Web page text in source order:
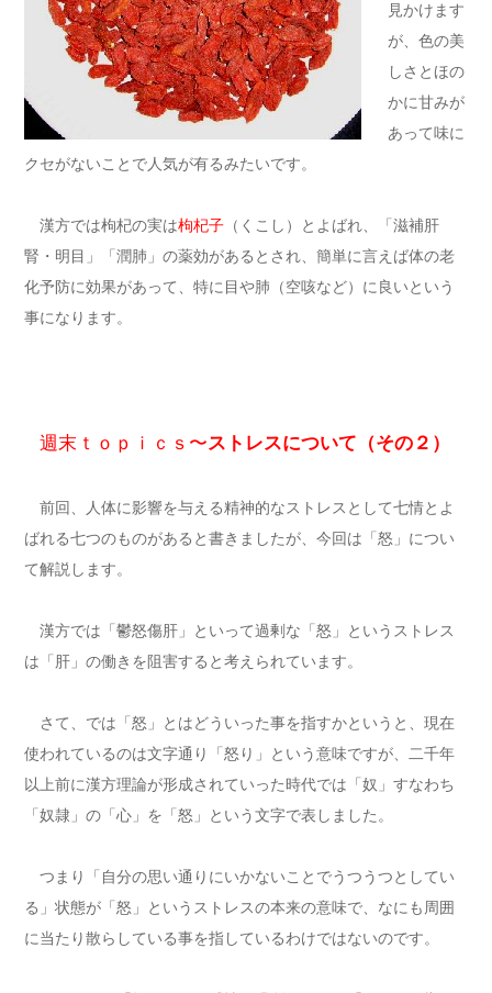
見かけます
が、色の美
しさとほの
かに甘みが
あって味に
クセがないことで人気が有るみたいです。
漢方では枸杞の実は枸杞子 （くこし）とよばれ、「滋補肝
腎・明目」「潤肺」の薬効があるとされ、簡単に言えば体の老
化予防に効果があって、特に目や肺（空咳など）に良いという
事になります。
週末ｔｏｐｉｃｓ〜ストレスについて（その２）
前回、人体に影響を与える精神的なストレスとして七情とよ
ばれる七つのものがあると書きましたが、今回は「怒」につい
て解説します。
漢方では「鬱怒傷肝」といって過剰な「怒」というストレス
は「肝」の働きを阻害すると考えられています。
さて、では「怒」とはどういった事を指すかというと、現在
使われているのは文字通り「怒り」という意味ですが、二千年
以上前に漢方理論が形成されていった時代では「奴」すなわち
「奴隷」の「心」を「怒」という文字で表しました。
つまり「自分の思い通りにいかないことでうつうつとしてい
る」状態が「怒」というストレスの本来の意味で、なにも周囲
に当たり散らしている事を指しているわけではないのです。